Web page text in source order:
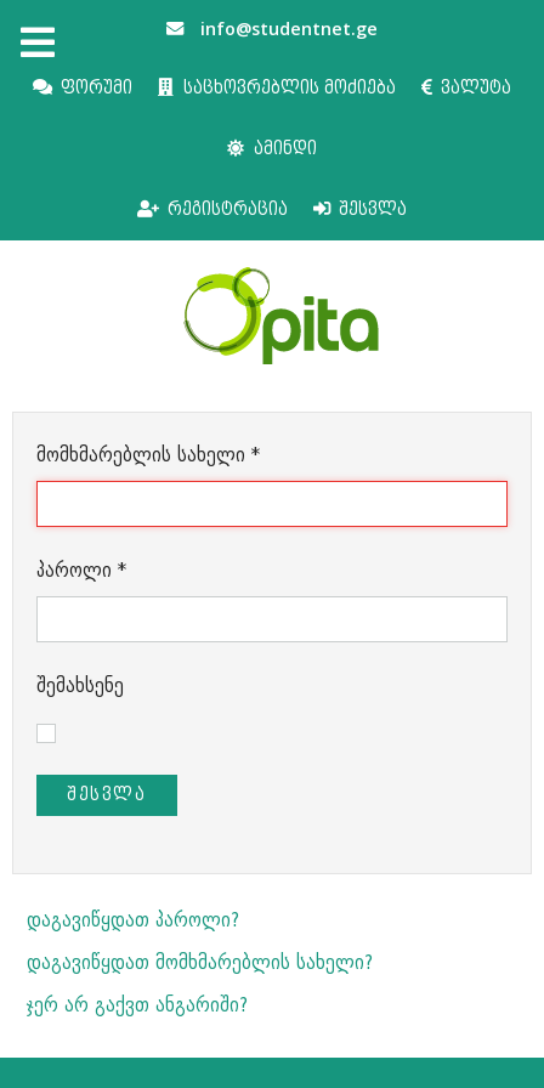
info@studentnet.ge
ფორუმი საცხოვრებლის მოძიება ვალუტა
ამინდი
რეგისტრაცია შესვლა
მომხმარებლის სახელი *
პაროლი *
შემახსენე
ᲨᲔᲡᲕᲚᲐ
დაგავიწყდათ პაროლი?
დაგავიწყდათ მომხმარებლის სახელი?
ჯერ არ გაქვთ ანგარიში?